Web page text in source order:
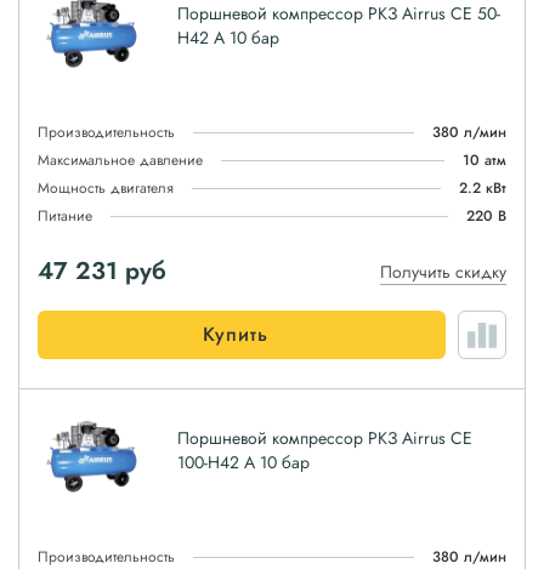
Поршневой компрессор РКЗ Airrus CE 50-
H42 A 10 бар
Производительность
380 л/мин
Максимальное давление
10 атм
Мощность двигателя
2.2 кВт
Питание
220 В
47 231 руб Получить скидку
Купить
Поршневой компрессор РКЗ Airrus CE
100-H42 A 10 бар
Производительность
380 л/мин